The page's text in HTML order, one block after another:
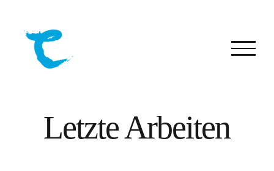
content
Letzte Arbeiten